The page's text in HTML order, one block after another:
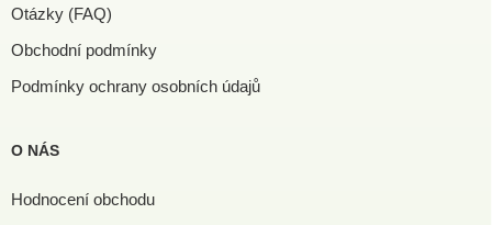
Otázky (FAQ)
Obchodní podmínky
Podmínky ochrany osobních údajů
O NÁS
Hodnocení obchodu